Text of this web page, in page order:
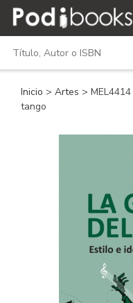
Inicio > Artes >
tango